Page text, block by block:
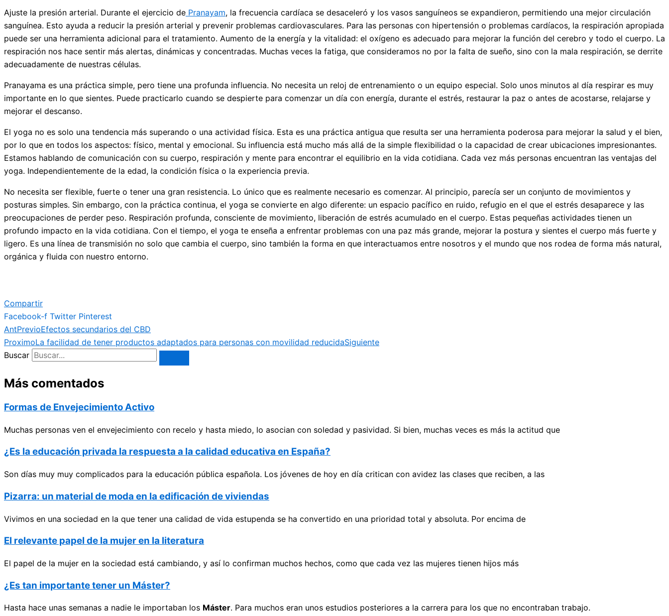
Ajuste la presión arterial. Durante el ejercicio de Pranayam, la frecuencia cardíaca se desaceleró y los vasos sanguíneos se expandieron, permitiendo una mejor circulación
sanguínea. Esto ayuda a reducir la presión arterial y prevenir problemas cardiovasculares. Para las personas con hipertensión o problemas cardíacos, la respiración apropiada
puede ser una herramienta adicional para el tratamiento. Aumento de la energía y la vitalidad: el oxígeno es adecuado para mejorar la función del cerebro y todo el cuerpo. La
respiración nos hace sentir más alertas, dinámicas y concentradas. Muchas veces la fatiga, que consideramos no por la falta de sueño, sino con la mala respiración, se derrite
adecuadamente de nuestras células.
Pranayama es una práctica simple, pero tiene una profunda influencia. No necesita un reloj de entrenamiento o un equipo especial. Solo unos minutos al día respirar es muy
importante en lo que sientes. Puede practicarlo cuando se despierte para comenzar un día con energía, durante el estrés, restaurar la paz o antes de acostarse, relajarse y
mejorar el descanso.
El yoga no es solo una tendencia más superando o una actividad física. Esta es una práctica antigua que resulta ser una herramienta poderosa para mejorar la salud y el bien,
por lo que en todos los aspectos: físico, mental y emocional. Su influencia está mucho más allá de la simple flexibilidad o la capacidad de crear ubicaciones impresionantes.
Estamos hablando de comunicación con su cuerpo, respiración y mente para encontrar el equilibrio en la vida cotidiana. Cada vez más personas encuentran las ventajas del
yoga. Independientemente de la edad, la condición física o la experiencia previa.
No necesita ser flexible, fuerte o tener una gran resistencia. Lo único que es realmente necesario es comenzar. Al principio, parecía ser un conjunto de movimientos y
posturas simples. Sin embargo, con la práctica continua, el yoga se convierte en algo diferente: un espacio pacífico en ruido, refugio en el que el estrés desaparece y las
preocupaciones de perder peso. Respiración profunda, consciente de movimiento, liberación de estrés acumulado en el cuerpo. Estas pequeñas actividades tienen un
profundo impacto en la vida cotidiana. Con el tiempo, el yoga te enseña a enfrentar problemas con una paz más grande, mejorar la postura y sientes el cuerpo más fuerte y
ligero. Es una línea de transmisión no solo que cambia el cuerpo, sino también la forma en que interactuamos entre nosotros y el mundo que nos rodea de forma más natural,
orgánica y fluida con nuestro entorno.
Compartir
Facebook-f Twitter Pinterest
AntPrevioEfectos secundarios del CBD
ProximoLa facilidad de tener productos adaptados para personas con movilidad reducidaSiguiente
Buscar
Más comentados
Formas de Envejecimiento Activo
Muchas personas ven el envejecimiento con recelo y hasta miedo, lo asocian con soledad y pasividad. Si bien, muchas veces es más la actitud que
¿Es la educación privada la respuesta a la calidad educativa en España?
Son días muy muy complicados para la educación pública española. Los jóvenes de hoy en día critican con avidez las clases que reciben, a las
Pizarra: un material de moda en la edificación de viviendas
Vivimos en una sociedad en la que tener una calidad de vida estupenda se ha convertido en una prioridad total y absoluta. Por encima de
El relevante papel de la mujer en la literatura
El papel de la mujer en la sociedad está cambiando, y así lo confirman muchos hechos, como que cada vez las mujeres tienen hijos más
¿Es tan importante tener un Máster?
Hasta hace unas semanas a nadie le importaban los Máster. Para muchos eran unos estudios posteriores a la carrera para los que no encontraban trabajo.